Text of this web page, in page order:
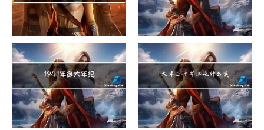
危险货物包装类别 这就是过大年